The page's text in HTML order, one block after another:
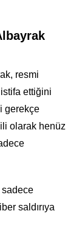
resmi
istifa ettiğini
gerekçe
olarak henüz
sadece
saldırıya